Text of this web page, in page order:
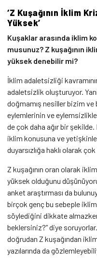
‘Z Kuşağının İklim
Yüksek’
Kuşaklar arasında iklim
musunuz? Z kuşağının
yüksek denebilir mi?
İklim adaletsizliği
adaletsizlik oluşturuyor.
doğmamış nesiller bizim
eylemlerinin ve
de çok daha ağır bir
iklim konusuna ve
duyarsızlığa haklı olarak
Z kuşağının oran olarak
yüksek olduğunu
anket araştırması da
birçok genç bu sebeple iklim
söylediğini dikkate
beklersiniz?” diye
doğrudan Z kuşağından
yazılarında da